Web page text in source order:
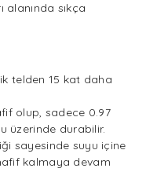
alanında sıkça
telden 15 kat daha
olup, sadece 0.97
üzerinde durabilir.
sayesinde suyu içine
kalmaya devam